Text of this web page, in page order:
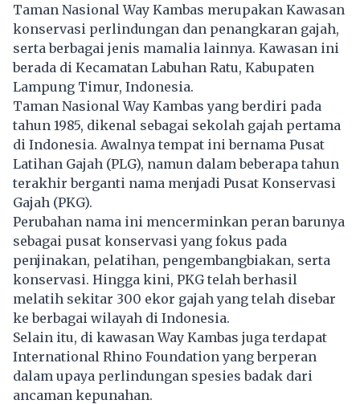
Taman Nasional Way Kambas merupakan Kawasan
konservasi perlindungan dan penangkaran gajah,
serta berbagai jenis mamalia lainnya. Kawasan ini
berada di Kecamatan Labuhan Ratu, Kabupaten
Lampung Timur, Indonesia.
Taman Nasional Way Kambas yang berdiri pada
tahun 1985, dikenal sebagai sekolah gajah pertama
di Indonesia. Awalnya tempat ini bernama Pusat
Latihan Gajah (PLG), namun dalam beberapa tahun
terakhir berganti nama menjadi Pusat Konservasi
Gajah (PKG).
Perubahan nama ini mencerminkan peran barunya
sebagai pusat konservasi yang fokus pada
penjinakan, pelatihan, pengembangbiakan, serta
konservasi. Hingga kini, PKG telah berhasil
melatih sekitar 300 ekor gajah yang telah disebar
ke berbagai wilayah di Indonesia.
Selain itu, di kawasan Way Kambas juga terdapat
International Rhino Foundation yang berperan
dalam upaya perlindungan spesies badak dari
ancaman kepunahan.